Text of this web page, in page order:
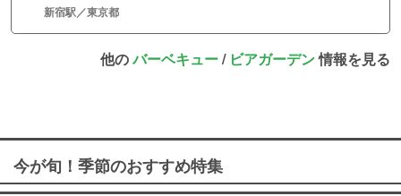
新宿駅／東京都
他のバーベキュー/ ビアガーデン情報を見る
今が旬！季節のおすすめ特集